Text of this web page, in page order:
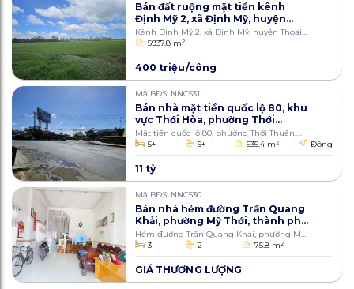
Bán đất ruộng mặt tiền kênh
Định Mỹ 2, xã Định Mỹ, huyện
Thoại Sơn, An Giang 5937.8m2
Kênh Định Mỹ 2, xã Định Mỹ, huyện Thoại
Sơn5937.8 m2
400 triệu/công
Mã BĐS: NNC531
Bán nhà mặt tiền quốc lộ 80, khu
vực Thới Hòa, phường Thới
Thuận, quận Thốt Nốt, thành
phố Cần Thơ 535.4m2
Mặt tiền quốc lộ 80, phường Thới Thuận,
quận Thốt Nốt, Cần Thơ
5+ 5+ 535.4 m2 Đông
11 tỷ
Mã BĐS: NNC530
Bán nhà hẻm đường Trần Quang
Khải, phường Mỹ Thới, thành phố
Long Xuyên, An Giang 75.8m2
Hẻm đường Trần Quang Khải, phường Mỹ
Thới, thành phố Long Xuyên
3 2 75.8 m2
GIÁ THƯƠNG LƯỢNG